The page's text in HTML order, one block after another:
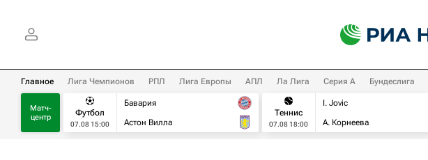
Главное Лига Чемпионов РПЛ Лига Европы АПЛ Ла Лига Серия А Бундеслига
Матч-
центр
Футбол
07.08 15:00
Бавария
Астон Вилла
Теннис
07.08 18:00
I. Jovic
А. Корнеева